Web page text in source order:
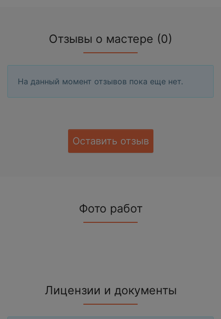
Отзывы о мастере (0)
На данный момент отзывов пока еще нет.
Оставить отзыв
Фото работ
Лицензии и документы